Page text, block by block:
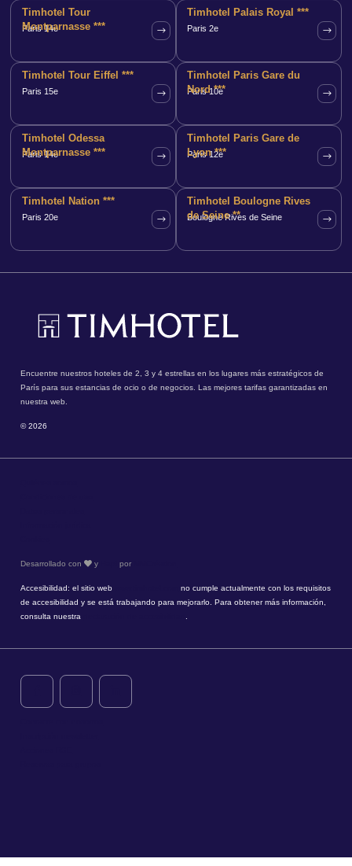
Timhotel Tour
Montparnasse ***
Paris 14e
Timhotel Palais Royal ***
Paris 2e
Timhotel Tour Eiffel ***
Paris 15e
Timhotel Paris Gare du
Nord ***
Paris 10e
Timhotel Odessa
Montparnasse ***
Paris 14e
Timhotel Paris Gare de
Lyon ***
Paris 12e
Timhotel Nation ***
Paris 20e
Timhotel Boulogne Rives
de Seine **
Boulogne Rives de Seine
Encuentre nuestros hoteles de 2, 3 y 4 estrellas en los lugares más estratégicos de
París para sus estancias de ocio o de negocios. Las mejores tarifas garantizadas en
nuestra web.
© 2026
Desarrollado con y por
Accesibilidad: el sitio web
no cumple actualmente con los requisitos
de accesibilidad y se está trabajando para mejorarlo. Para obtener más información,
consulta nuestra
.